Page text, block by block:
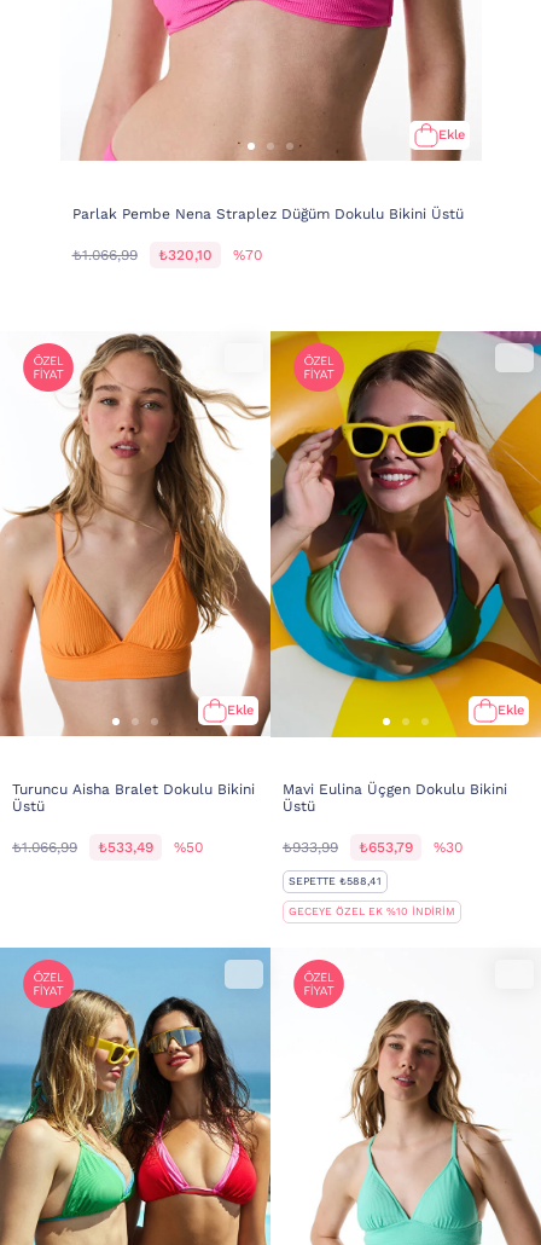
Ekle
Parlak Pembe Nena Straplez Düğüm Dokulu Bikini Üstü
₺1.066,99 ₺320,10 %70
Ekle
Turuncu Aisha Bralet Dokulu Bikini
Üstü
₺1.066,99 ₺533,49 %50
Ekle
Mavi Eulina Üçgen Dokulu Bikini
Üstü
₺933,99 ₺653,79 %30
SEPETTE ₺588,41
GECEYE ÖZEL EK %10 İNDİRİM